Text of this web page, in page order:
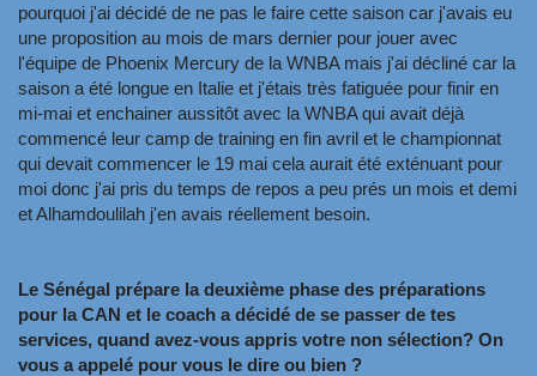
pourquoi j'ai décidé de ne pas le faire cette saison car j'avais eu
une proposition au mois de mars dernier pour jouer avec
l'équipe de Phoenix Mercury de la WNBA mais j'ai décliné car la
saison a été longue en Italie et j'étais très fatiguée pour finir en
mi-mai et enchainer aussitôt avec la WNBA qui avait déjà
commencé leur camp de training en fin avril et le championnat
qui devait commencer le 19 mai cela aurait été exténuant pour
moi donc j'ai pris du temps de repos a peu prés un mois et demi
et Alhamdoulilah j'en avais réellement besoin.
Le Sénégal prépare la deuxième phase des préparations
pour la CAN et le coach a décidé de se passer de tes
services, quand avez-vous appris votre non sélection? On
vous a appelé pour vous le dire ou bien ?